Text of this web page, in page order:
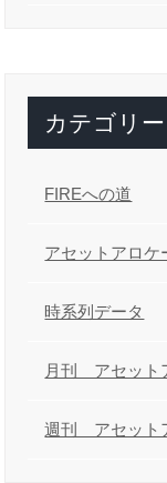
カテゴリー
FIREへの道
アセットアロケ
時系列データ
月刊 アセット
週刊 アセット